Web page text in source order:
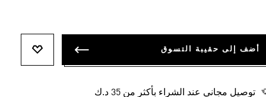
أضف إلى حقيبة التسوق
توصيل مجاني عند الشراء بأكثر من 35 د.ك